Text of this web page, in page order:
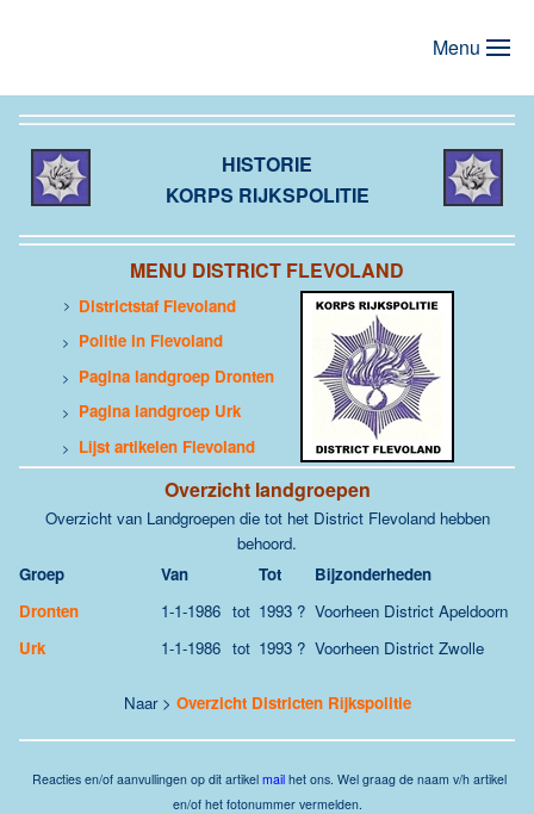
Menu
HISTORIE
KORPS RIJKSPOLITIE
MENU DISTRICT FLEVOLAND
> Districtstaf Flevoland
> Politie in Flevoland
> Pagina landgroep Dronten
> Pagina landgroep Urk
> Lijst artikelen Flevoland
Overzicht landgroepen
Overzicht van Landgroepen die tot het District Flevoland hebben
behoord.
Groep
Van Tot
Bijzonderheden
Dronten
1-1-1986 tot 1993 ? Voorheen District Apeldoorn
Urk
1-1-1986 tot 1993 ? Voorheen District Zwolle
Naar > Overzicht Districten Rijkspolitie
Reacties en/of aanvullingen op dit artikel mail het ons. Wel graag de naam v/h artikel
en/of het fotonummer vermelden.